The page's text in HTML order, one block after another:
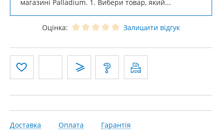
магазині Palladium. 1. Вибери товар, який...
Оцінка: Залишити відгук
Доставка Оплата
Гарантія